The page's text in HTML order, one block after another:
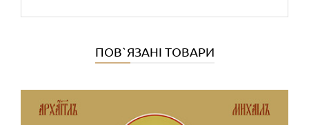
ПОВ`ЯЗАНІ ТОВАРИ